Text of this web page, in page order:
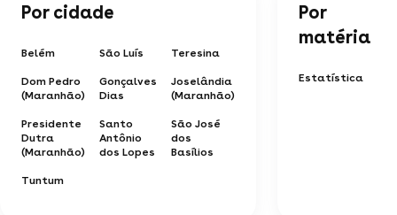
Por cidade
Belém São Luís Teresina
Dom Pedro
(Maranhão)
Gonçalves
Dias
Joselândia
(Maranhão)
Presidente
Dutra
(Maranhão)
Santo
Antônio
dos Lopes
São José
dos
Basílios
Tuntum
Por
matéria
Estatística